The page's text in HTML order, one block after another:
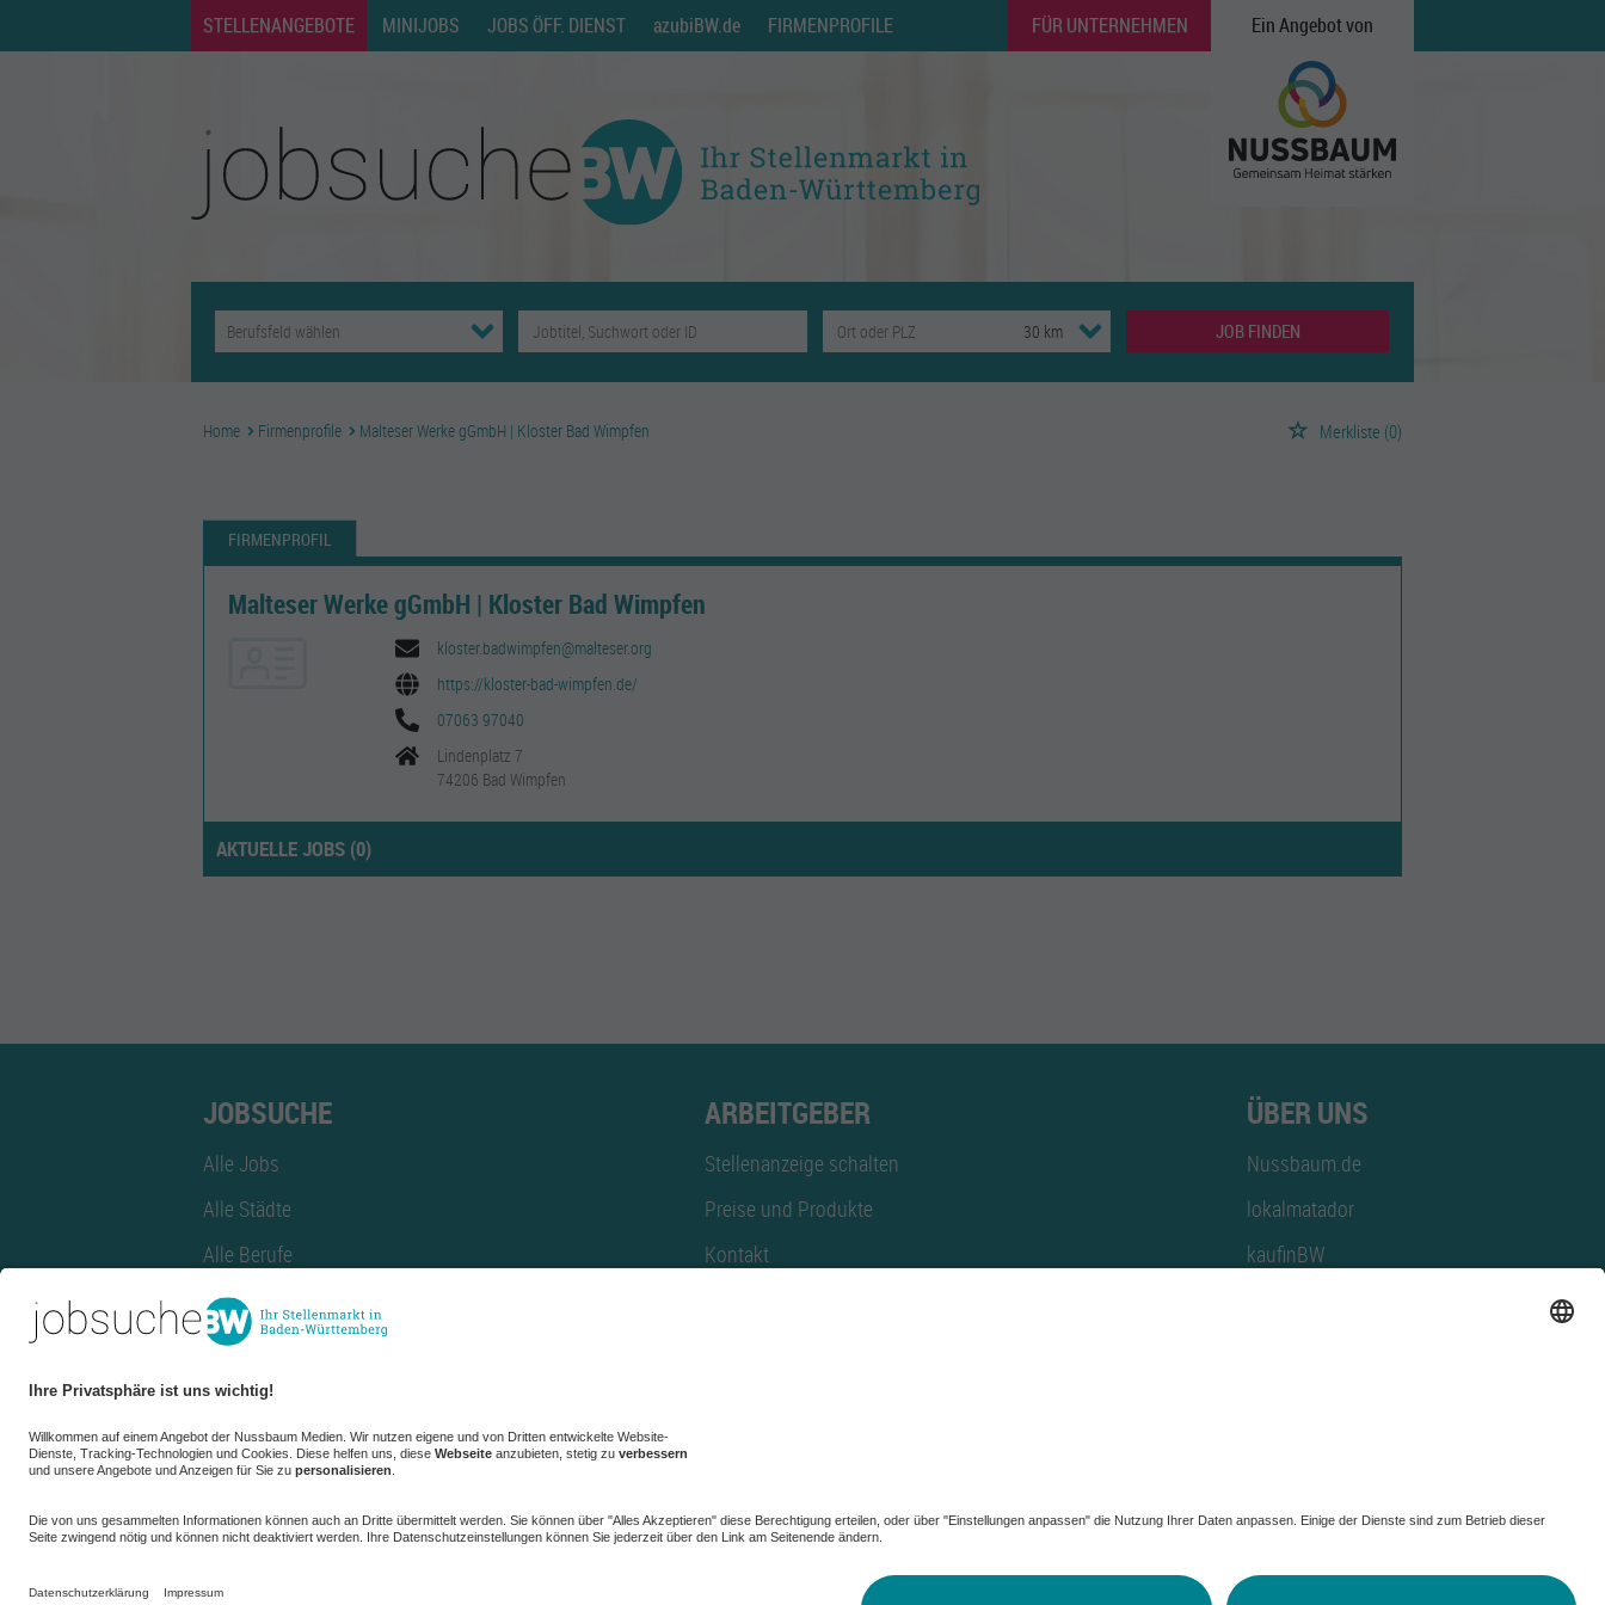
STELLENANGEBOTE MINIJOBS JOBS ÖFF. DIENST azubiBW.de FIRMENPROFILE FÜR UNTERNEHMEN Ein Angebot von
JOB FINDEN
Home Firmenprofile Malteser Werke gGmbH | Kloster Bad Wimpfen Merkliste (0)
FIRMENPROFIL
Malteser Werke gGmbH | Kloster Bad Wimpfen
kloster.badwimpfen@malteser.org
https://kloster-bad-wimpfen.de/
07063 97040
Lindenplatz 7
74206 Bad Wimpfen
AKTUELLE JOBS (0)
JOBSUCHE
Alle Jobs
Alle Städte
Alle Berufe
Alle Berufe nach Stadt
Alle Tätigkeitsbereiche
Alle Tätigkeitsbereiche nach Stadt
azubiBW.de
Minijobs
Firmenprofil
ARBEITGEBER
Stellenanzeige schalten
Preise und Produkte
Kontakt
ÜBER UNS
Nussbaum.de
lokalmatador
kaufinBW